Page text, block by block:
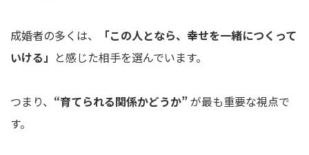
成婚者の多くは、
「この人となら、幸せを一緒につくって
いける」 と感じた相手を選んでいます。
つまり、 “育てられる関係かどうか”が最も重要な視点で
す。